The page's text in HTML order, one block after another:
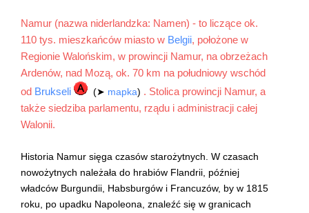
Namur (nazwa niderlandzka: Namen) - to liczące ok.
110 tys. mieszkańców miasto w Belgii, położone w
Regionie Walońskim, w prowincji Namur, na obrzeżach
Ardenów, nad Mozą, ok. 70 km na południowy wschód
od Brukseli (➤ mapka) . Stolica prowincji Namur, a
także siedziba parlamentu, rządu i administracji całej
Walonii.
Historia Namur sięga czasów starożytnych. W czasach
nowożytnych należała do hrabiów Flandrii, później
władców Burgundii, Habsburgów i Francuzów, by w 1815
roku, po upadku Napoleona, znaleźć się w granicach